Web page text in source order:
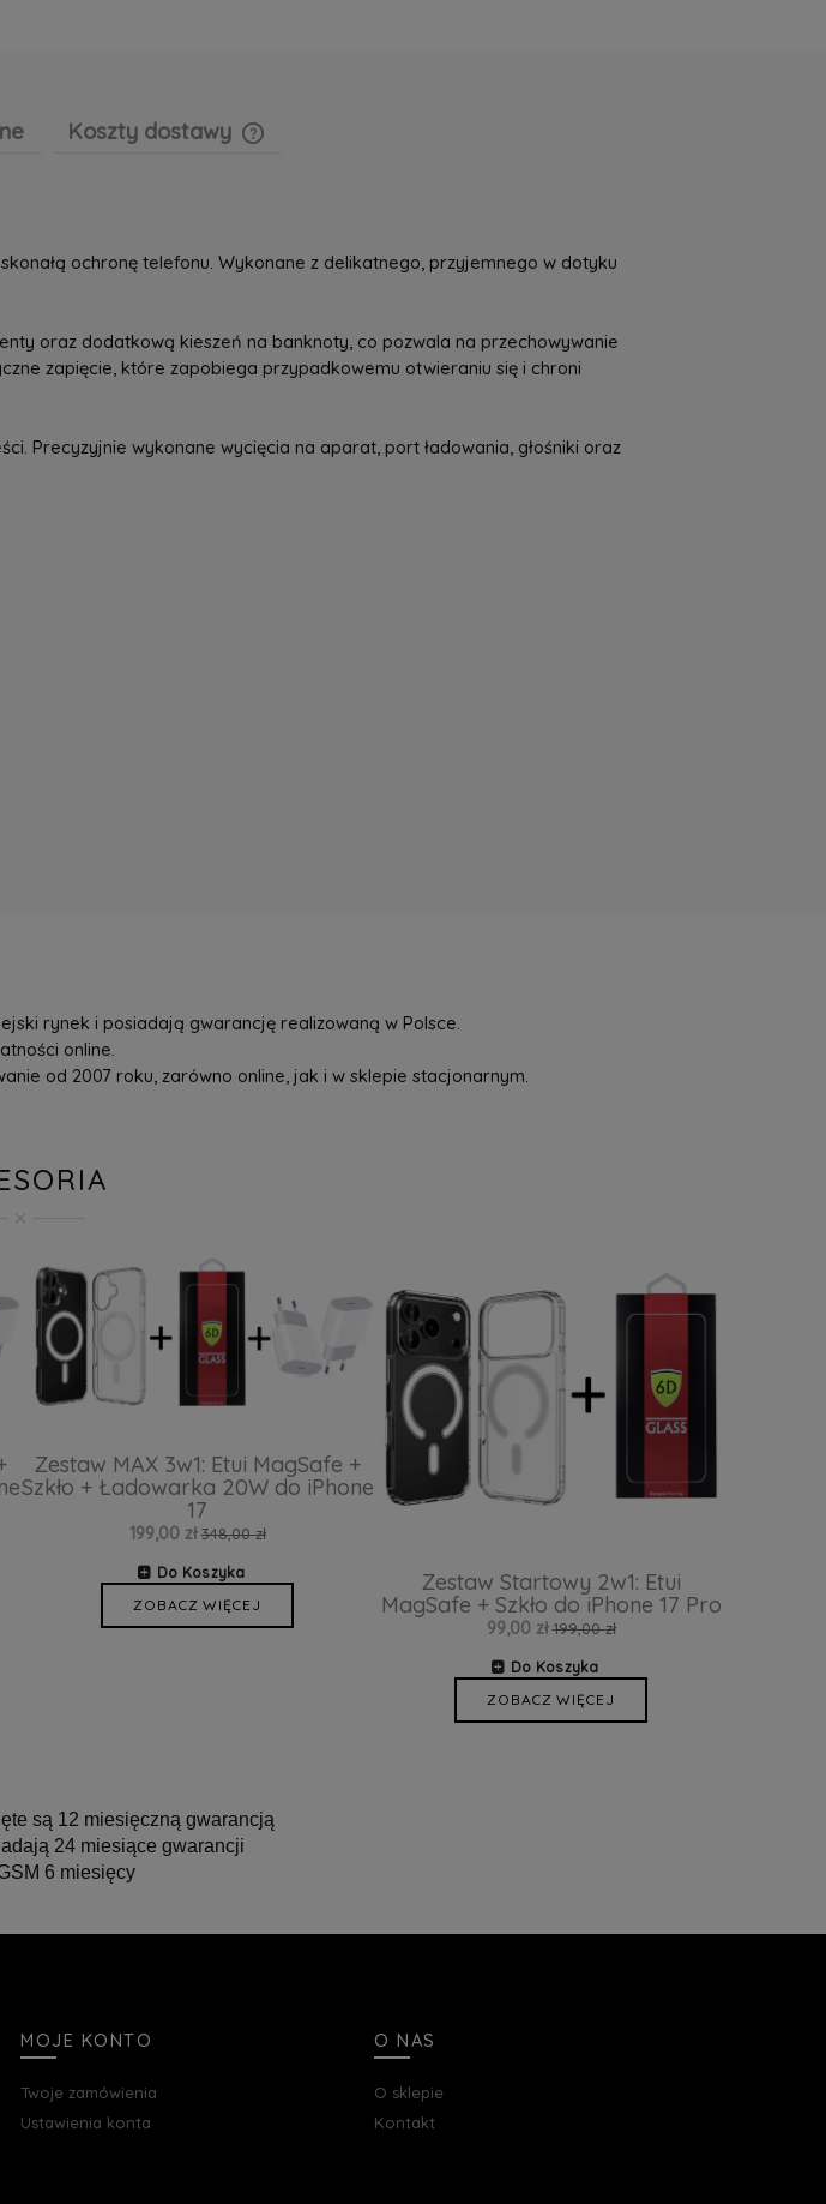
Koszty dostawy
ochronę telefonu. Wykonane z delikatnego, przyjemnego w dotyku
oraz dodatkową kieszeń na banknoty, co pozwala na przechowywanie
zapięcie, które zapobiega przypadkowemu otwieraniu się i chroni
Precyzyjnie wykonane wycięcia na aparat, port ładowania, głośniki oraz
rynek i posiadają gwarancję realizowaną w Polsce.
online.
od 2007 roku, zarówno online, jak i w sklepie stacjonarnym.
Zestaw MAX 3w1: Etui MagSafe +
Szkło + Ładowarka 20W do iPhone
17
199,00 zł 348,00 zł
Do Koszyka
ZOBACZ WIĘCEJ
Zestaw Startowy 2w1: Etui
MagSafe + Szkło do iPhone 17 Pro
99,00 zł 199,00 zł
Do Koszyka
ZOBACZ WIĘCEJ
są 12 miesięczną gwarancją
24 miesiące gwarancji
6 miesięcy
MOJE KONTO
Twoje zamówienia
Ustawienia konta
O NAS
O sklepie
Kontakt